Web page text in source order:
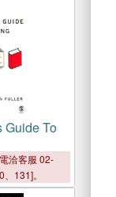
Guide To
洽客服 02-
131]。